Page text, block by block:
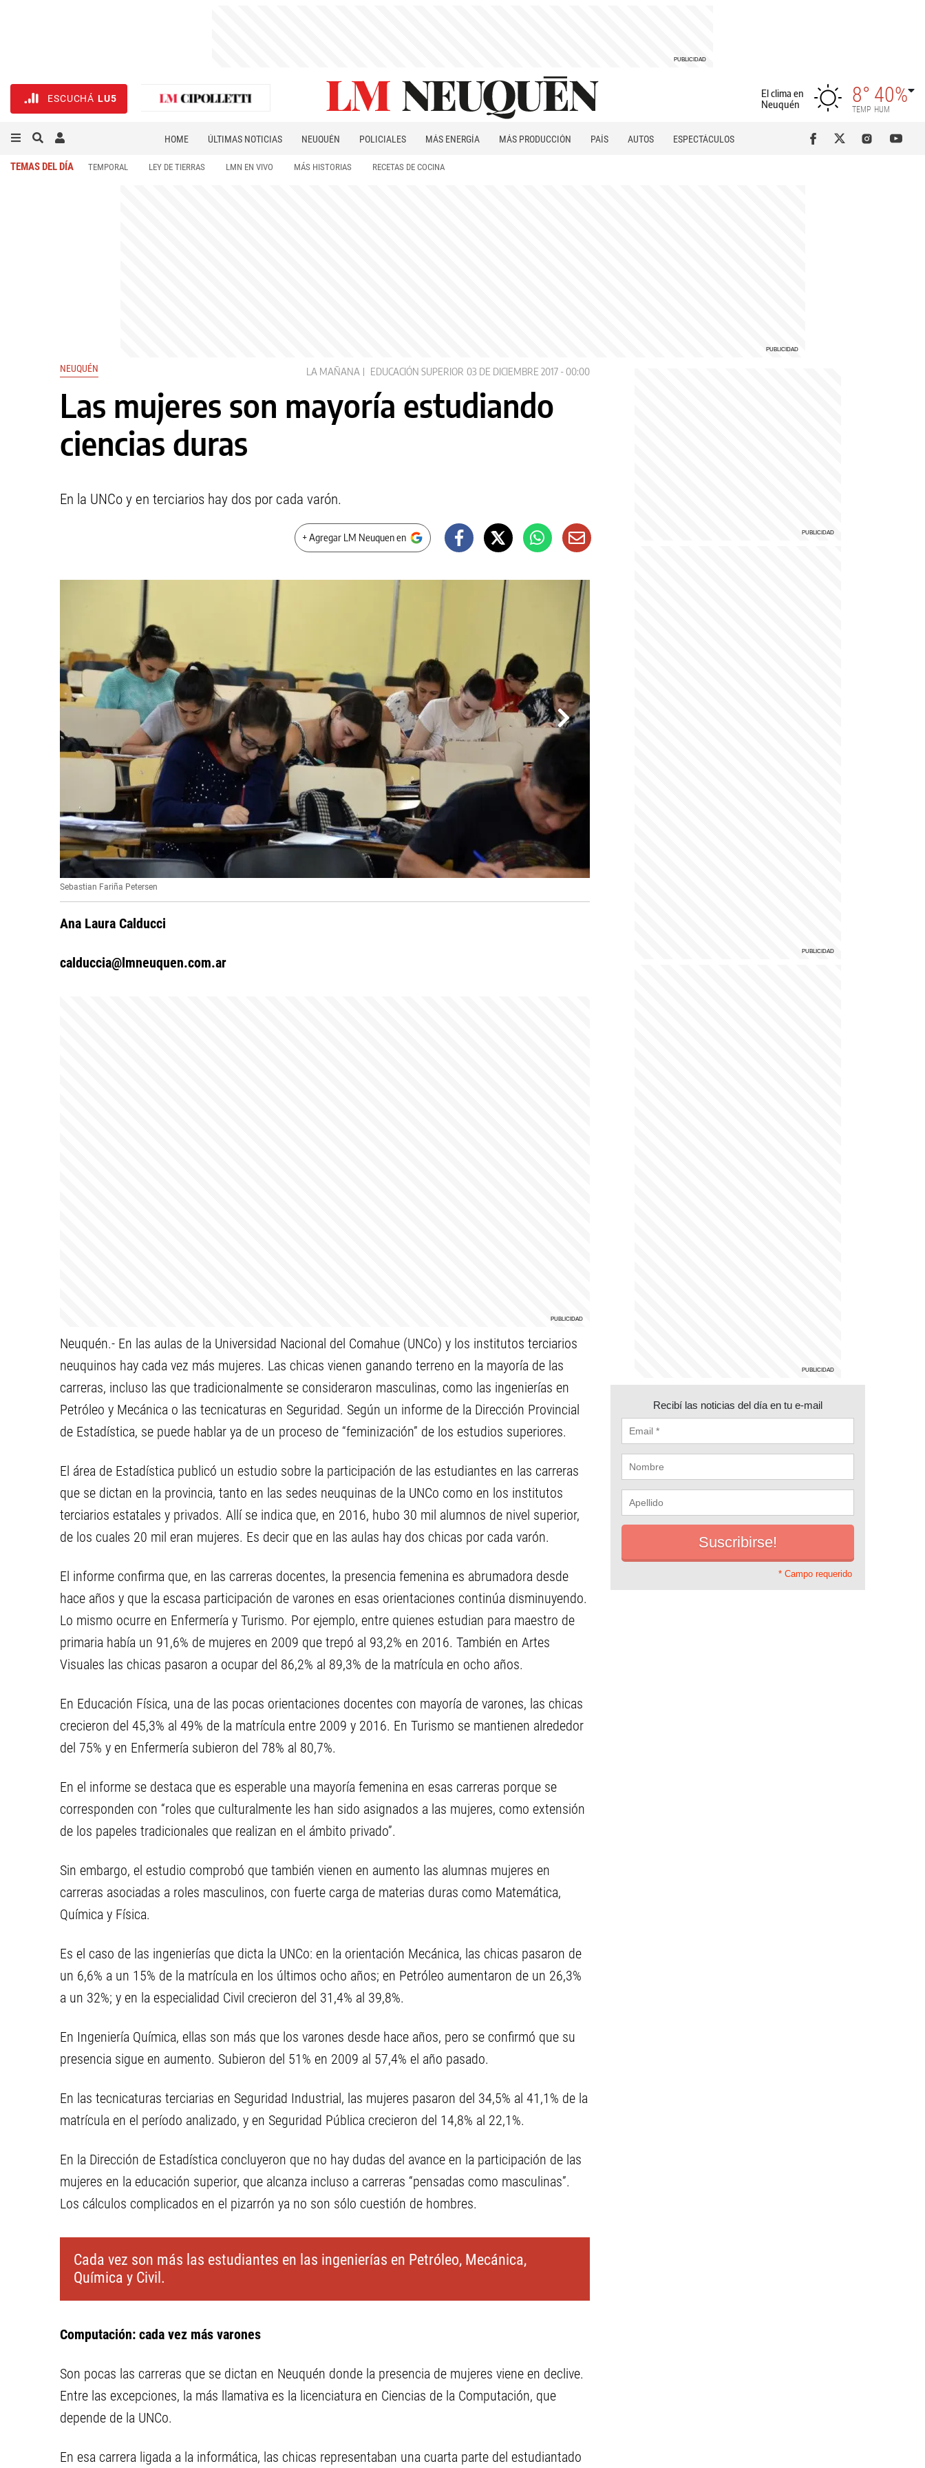
ESCUCHÁ LU5
El clima en
Neuquén
8°
TEMP
40%
HUM
HOME ÚLTIMAS NOTICIAS NEUQUÉN POLICIALES MÁS ENERGÍA MÁS PRODUCCIÓN PAÍS AUTOS
ESPECTÁCULOS
TEMAS DEL DÍA TEMPORAL LEY DE TIERRAS LMN EN VIVO MÁS HISTORIAS RECETAS DE COCINA
NEUQUÉN LA MAÑANA EDUCACIÓN SUPERIOR 03 DE DICIEMBRE 2017 - 00:00
Las mujeres son mayoría estudiando
ciencias duras
En la UNCo y en terciarios hay dos por cada varón.
+ Agregar LM Neuquen en
Sebastian Fariña Petersen
Ana Laura Calducci
calduccia@lmneuquen.com.ar
Neuquén.- En las aulas de la Universidad Nacional del Comahue (UNCo) y los institutos terciarios
neuquinos hay cada vez más mujeres. Las chicas vienen ganando terreno en la mayoría de las
carreras, incluso las que tradicionalmente se consideraron masculinas, como las ingenierías en
Petróleo y Mecánica o las tecnicaturas en Seguridad. Según un informe de la Dirección Provincial
de Estadística, se puede hablar ya de un proceso de “feminización” de los estudios superiores.
El área de Estadística publicó un estudio sobre la participación de las estudiantes en las carreras
que se dictan en la provincia, tanto en las sedes neuquinas de la UNCo como en los institutos
terciarios estatales y privados. Allí se indica que, en 2016, hubo 30 mil alumnos de nivel superior,
de los cuales 20 mil eran mujeres. Es decir que en las aulas hay dos chicas por cada varón.
El informe confirma que, en las carreras docentes, la presencia femenina es abrumadora desde
hace años y que la escasa participación de varones en esas orientaciones continúa disminuyendo.
Lo mismo ocurre en Enfermería y Turismo. Por ejemplo, entre quienes estudian para maestro de
primaria había un 91,6% de mujeres en 2009 que trepó al 93,2% en 2016. También en Artes
Visuales las chicas pasaron a ocupar del 86,2% al 89,3% de la matrícula en ocho años.
En Educación Física, una de las pocas orientaciones docentes con mayoría de varones, las chicas
crecieron del 45,3% al 49% de la matrícula entre 2009 y 2016. En Turismo se mantienen alrededor
del 75% y en Enfermería subieron del 78% al 80,7%.
En el informe se destaca que es esperable una mayoría femenina en esas carreras porque se
corresponden con “roles que culturalmente les han sido asignados a las mujeres, como extensión
de los papeles tradicionales que realizan en el ámbito privado”.
Sin embargo, el estudio comprobó que también vienen en aumento las alumnas mujeres en
carreras asociadas a roles masculinos, con fuerte carga de materias duras como Matemática,
Química y Física.
Es el caso de las ingenierías que dicta la UNCo: en la orientación Mecánica, las chicas pasaron de
un 6,6% a un 15% de la matrícula en los últimos ocho años; en Petróleo aumentaron de un 26,3%
a un 32%; y en la especialidad Civil crecieron del 31,4% al 39,8%.
En Ingeniería Química, ellas son más que los varones desde hace años, pero se confirmó que su
presencia sigue en aumento. Subieron del 51% en 2009 al 57,4% el año pasado.
En las tecnicaturas terciarias en Seguridad Industrial, las mujeres pasaron del 34,5% al 41,1% de la
matrícula en el período analizado, y en Seguridad Pública crecieron del 14,8% al 22,1%.
En la Dirección de Estadística concluyeron que no hay dudas del avance en la participación de las
mujeres en la educación superior, que alcanza incluso a carreras “pensadas como masculinas”.
Los cálculos complicados en el pizarrón ya no son sólo cuestión de hombres.
Cada vez son más las estudiantes en las ingenierías en Petróleo, Mecánica,
Química y Civil.
Computación: cada vez más varones
Son pocas las carreras que se dictan en Neuquén donde la presencia de mujeres viene en declive.
Entre las excepciones, la más llamativa es la licenciatura en Ciencias de la Computación, que
depende de la UNCo.
En esa carrera ligada a la informática, las chicas representaban una cuarta parte del estudiantado
Recibí las noticias del día en tu e-mail
* Campo requerido